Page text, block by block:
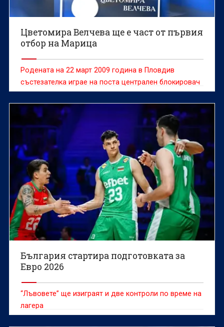
Цветомира Велчева ще е част от първия
отбор на Марица
Родената на 22 март 2009 година в Пловдив
състезателка играе на поста централен блокировач
България стартира подготовката за
Евро 2026
“Лъвовете” ще изиграят и две контроли по време на
лагера